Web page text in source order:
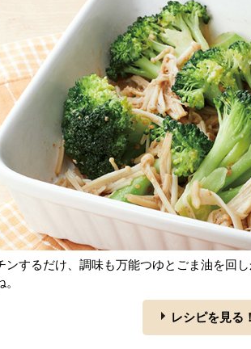
ンするだけ、調味も万能つゆとごま油を回
レシピを見る！